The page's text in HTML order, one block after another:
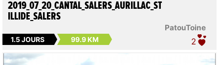
PatouToine
2019_07_20_CANTAL_SALERS_AURILLAC_ST
ILLIDE_SALERS
1.5 JOURS 99.9 KM 2